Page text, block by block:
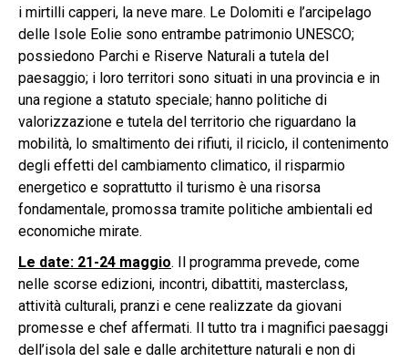
i mirtilli capperi, la neve mare. Le Dolomiti e l’arcipelago
delle Isole Eolie sono entrambe patrimonio UNESCO;
possiedono Parchi e Riserve Naturali a tutela del
paesaggio; i loro territori sono situati in una provincia e in
una regione a statuto speciale; hanno politiche di
valorizzazione e tutela del territorio che riguardano la
mobilità, lo smaltimento dei rifiuti, il riciclo, il contenimento
degli effetti del cambiamento climatico, il risparmio
energetico e soprattutto il turismo è una risorsa
fondamentale, promossa tramite politiche ambientali ed
economiche mirate.
Le date: 21-24 maggio. Il programma prevede, come
nelle scorse edizioni, incontri, dibattiti, masterclass,
attività culturali, pranzi e cene realizzate da giovani
promesse e chef affermati. Il tutto tra i magnifici paesaggi
dell’isola del sale e dalle architetture naturali e non di